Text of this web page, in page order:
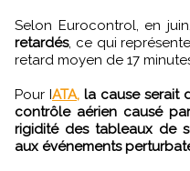
Selon Eurocontrol, en juin,
retardés, ce qui
retard moyen de 17
Pour IATA, la cause serait
contrôle aérien causé
rigidité des tableaux de
aux événements